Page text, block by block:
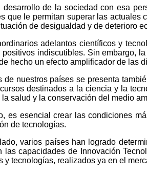
desarrollo de la sociedad con esa
que le permitan superar las
de desigualdad y de deterioro
adelantos científicos y
positivos indiscutibles. Sin embargo,
hecho un efecto amplificador de las
de nuestros países se presenta
destinados a la ciencia y la
salud y la conservación del medio
es esencial crear las condiciones
de tecnologías.
varios países han logrado
las capacidades de Innovación
y tecnologías, realizados ya en el